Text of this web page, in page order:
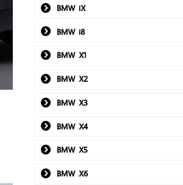
BMW iX
BMW i8
BMW X1
BMW X2
BMW X3
BMW X4
BMW X5
BMW X6